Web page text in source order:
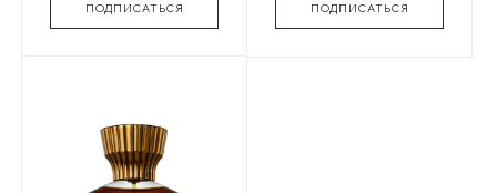
ПОДПИСАТЬСЯ ПОДПИСАТЬСЯ